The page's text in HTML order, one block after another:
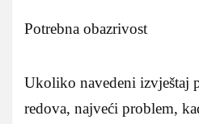
Potrebna
Ukoliko navedeni izvještaj
redova, najveći problem,